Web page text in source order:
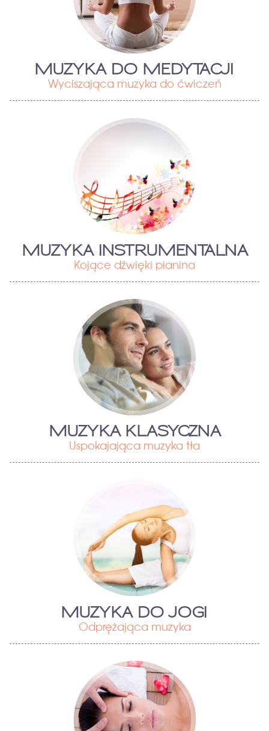
MUZYKA DO MEDYTACJI
Wyciszająca muzyka do ćwiczeń
MUZYKA INSTRUMENTALNA
Kojące dźwięki pianina
MUZYKA KLASYCZNA
Uspokajająca muzyka tła
MUZYKA DO JOGI
Odprężająca muzyka